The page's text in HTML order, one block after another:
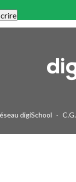
digiSchool -